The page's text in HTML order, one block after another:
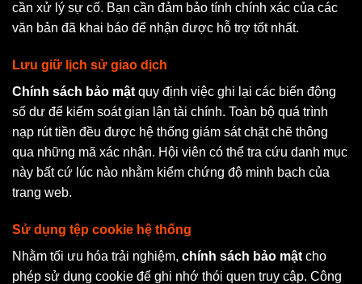
cần xử lý sự cố. Bạn cần đảm bảo tính chính xác của các
văn bản đã khai báo để nhận được hỗ trợ tốt nhất.
Lưu giữ lịch sử giao dịch
Chính sách bảo mật quy định việc ghi lại các biến động
số dư để kiểm soát gian lận tài chính. Toàn bộ quá trình
nạp rút tiền đều được hệ thống giám sát chặt chẽ thông
qua những mã xác nhận. Hội viên có thể tra cứu danh mục
này bất cứ lúc nào nhằm kiểm chứng độ minh bạch của
trang web.
Sử dụng tệp cookie hệ thống
Nhằm tối ưu hóa trải nghiệm, chính sách bảo mật cho
phép sử dụng cookie để ghi nhớ thói quen truy cập. Công